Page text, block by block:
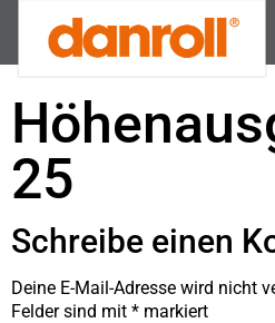
25
Schreibe einen
Deine E-Mail-Adresse wird nicht
Felder sind mit * markiert